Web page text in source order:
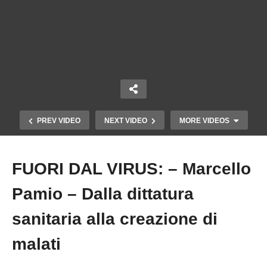
PREV VIDEO NEXT VIDEO MORE VIDEOS
Copy Embed Code
FUORI DAL VIRUS: – Marcello
Pamio – Dalla dittatura
sanitaria alla creazione di
malati